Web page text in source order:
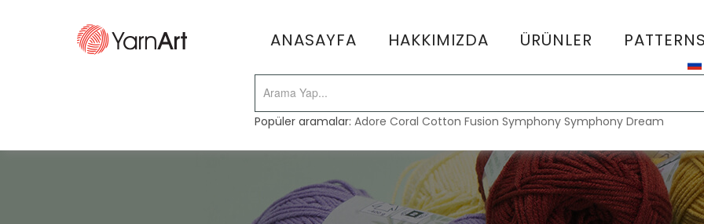
ANASAYFA HAKKIMIZDA ÜRÜNLER
Popüler aramalar:Adore Coral Cotton Fusion Symphony Symphony Dream